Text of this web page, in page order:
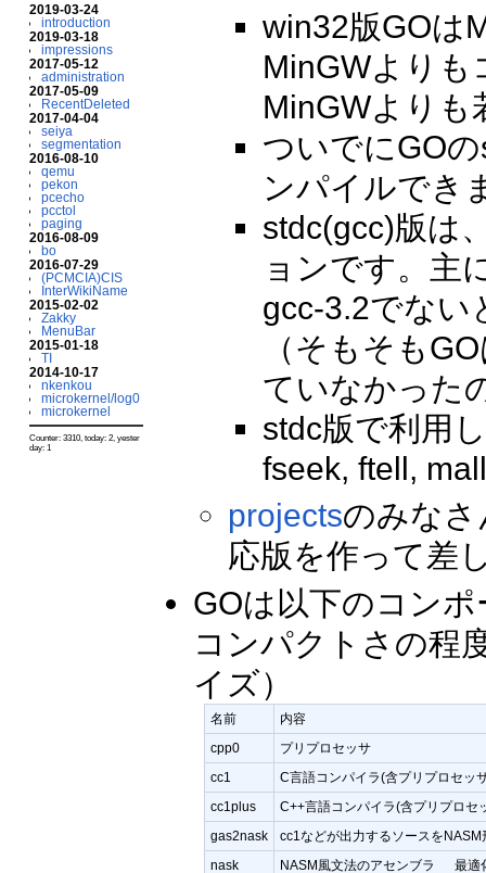
2019-03-24
introduction
2019-03-18
impressions
2017-05-12
administration
2017-05-09
RecentDeleted
2017-04-04
seiya
segmentation
2016-08-10
qemu
pekon
pcecho
pcctol
paging
2016-08-09
bo
2016-07-29
(PCMCIA)CIS
InterWikiName
2015-02-02
Zakky
MenuBar
2015-01-18
TI
2014-10-17
nkenkou
microkernel/log0
microkernel
Counter: 3310, today: 2, yester
day: 1
win32版GOは
MinGWより
MinGWよりも
ついでにGO
ンパイルでき
stdc(gcc)版は
ョンです。主
gcc-3.2でない
（そもそも
ていなかった
stdc版で利用
fseek, ftell,
projectsのみな
応版を作って差
GOは以下のコン
コンパクトさの程
イズ）
名前 内容
cpp0 プリプロセッサ
cc1 C言語コンパイラ(含プリプロセッ
cc1plus C++言語コンパイラ(含プリプロセ
gas2nask cc1などが出力するソースをNASM
nask NASM風文法のアセンブラ 最適